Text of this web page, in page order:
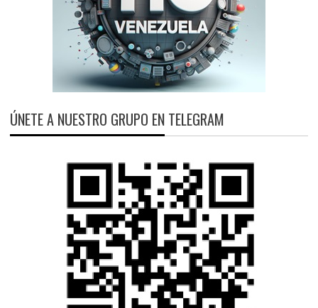
ÚNETE A NUESTRO GRUPO EN TELEGRAM